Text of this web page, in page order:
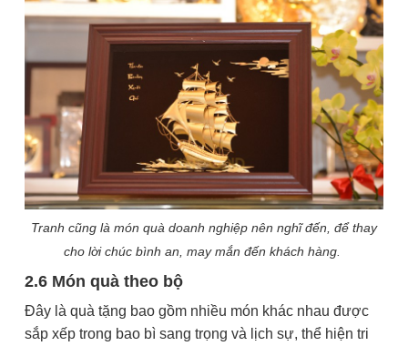
Tranh cũng là món quà doanh nghiệp nên nghĩ đến, để thay
cho lời chúc bình an, may mắn đến khách hàng.
2.6 Món quà theo bộ
Đây là quà tặng bao gồm nhiều món khác nhau được
sắp xếp trong bao bì sang trọng và lịch sự, thể hiện tri